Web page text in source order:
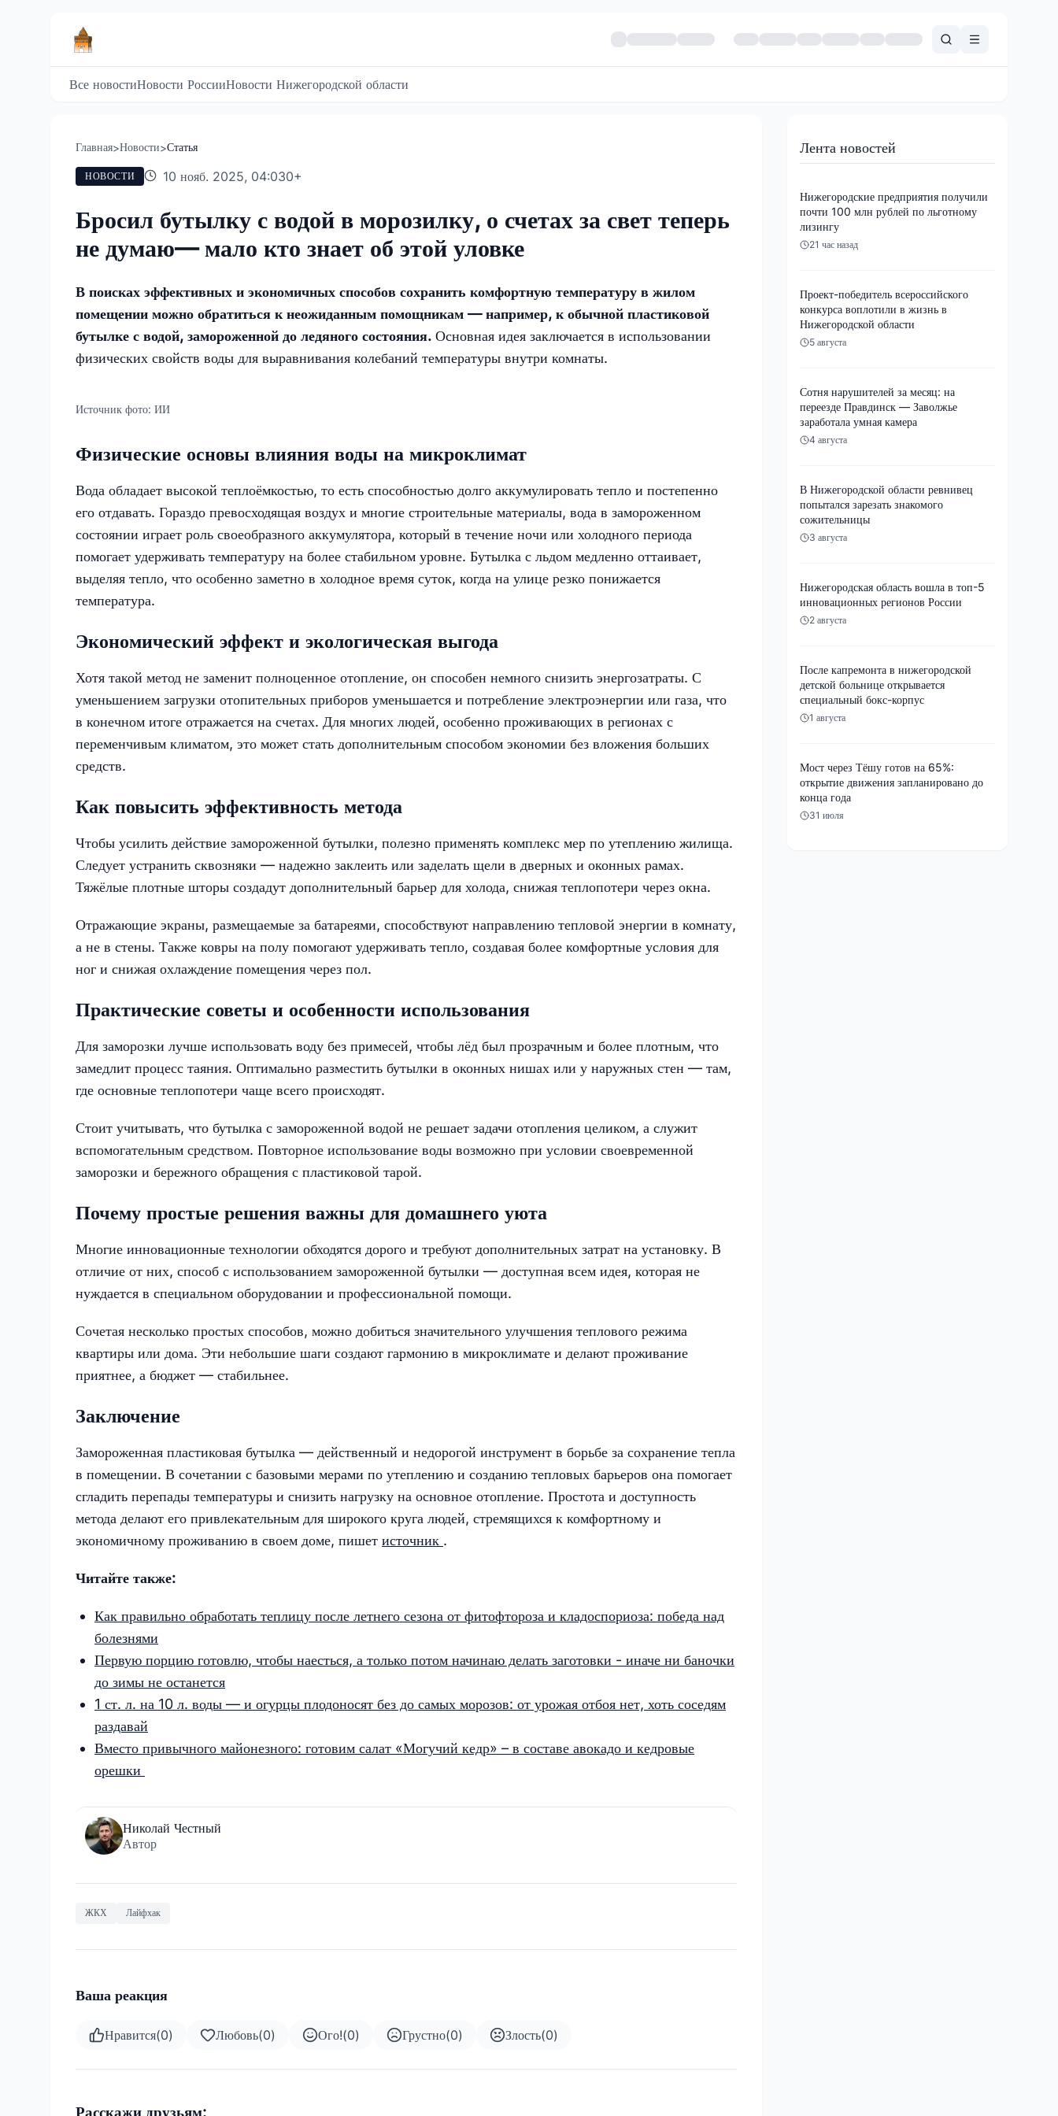
Все новостиНовости РоссииНовости Нижегородской области
Главная>Новости>Статья
НОВОСТИ 10 нояб. 2025, 04:030+
Бросил бутылку с водой в морозилку, о счетах за свет теперь
не думаю— мало кто знает об этой уловке
В поисках эффективных и экономичных способов сохранить комфортную температуру в жилом
помещении можно обратиться к неожиданным помощникам — например, к обычной пластиковой
бутылке с водой, замороженной до ледяного состояния. Основная идея заключается в использовании
физических свойств воды для выравнивания колебаний температуры внутри комнаты.
Источник фото: ИИ
Физические основы влияния воды на микроклимат
Вода обладает высокой теплоёмкостью, то есть способностью долго аккумулировать тепло и постепенно
его отдавать. Гораздо превосходящая воздух и многие строительные материалы, вода в замороженном
состоянии играет роль своеобразного аккумулятора, который в течение ночи или холодного периода
помогает удерживать температуру на более стабильном уровне. Бутылка с льдом медленно оттаивает,
выделяя тепло, что особенно заметно в холодное время суток, когда на улице резко понижается
температура.
Экономический эффект и экологическая выгода
Хотя такой метод не заменит полноценное отопление, он способен немного снизить энергозатраты. С
уменьшением загрузки отопительных приборов уменьшается и потребление электроэнергии или газа, что
в конечном итоге отражается на счетах. Для многих людей, особенно проживающих в регионах с
переменчивым климатом, это может стать дополнительным способом экономии без вложения больших
средств.
Как повысить эффективность метода
Чтобы усилить действие замороженной бутылки, полезно применять комплекс мер по утеплению жилища.
Следует устранить сквозняки — надежно заклеить или заделать щели в дверных и оконных рамах.
Тяжёлые плотные шторы создадут дополнительный барьер для холода, снижая теплопотери через окна.
Отражающие экраны, размещаемые за батареями, способствуют направлению тепловой энергии в комнату,
а не в стены. Также ковры на полу помогают удерживать тепло, создавая более комфортные условия для
ног и снижая охлаждение помещения через пол.
Практические советы и особенности использования
Для заморозки лучше использовать воду без примесей, чтобы лёд был прозрачным и более плотным, что
замедлит процесс таяния. Оптимально разместить бутылки в оконных нишах или у наружных стен — там,
где основные теплопотери чаще всего происходят.
Стоит учитывать, что бутылка с замороженной водой не решает задачи отопления целиком, а служит
вспомогательным средством. Повторное использование воды возможно при условии своевременной
заморозки и бережного обращения с пластиковой тарой.
Почему простые решения важны для домашнего уюта
Многие инновационные технологии обходятся дорого и требуют дополнительных затрат на установку. В
отличие от них, способ с использованием замороженной бутылки — доступная всем идея, которая не
нуждается в специальном оборудовании и профессиональной помощи.
Сочетая несколько простых способов, можно добиться значительного улучшения теплового режима
квартиры или дома. Эти небольшие шаги создают гармонию в микроклимате и делают проживание
приятнее, а бюджет — стабильнее.
Заключение
Замороженная пластиковая бутылка — действенный и недорогой инструмент в борьбе за сохранение тепла
в помещении. В сочетании с базовыми мерами по утеплению и созданию тепловых барьеров она помогает
сгладить перепады температуры и снизить нагрузку на основное отопление. Простота и доступность
метода делают его привлекательным для широкого круга людей, стремящихся к комфортному и
экономичному проживанию в своем доме, пишет источник .
Читайте также:
Как правильно обработать теплицу после летнего сезона от фитофтороза и кладоспориоза: победа над
болезнями
Первую порцию готовлю, чтобы наесться, а только потом начинаю делать заготовки - иначе ни баночки
до зимы не останется
1 ст. л. на 10 л. воды — и огурцы плодоносят без до самых морозов: от урожая отбоя нет, хоть соседям
раздавай
Вместо привычного майонезного: готовим салат «Могучий кедр» – в составе авокадо и кедровые
орешки
Николай Честный
Автор
ЖКХ Лайфхак
Ваша реакция
Нравится(0) Любовь(0) Ого!(0) Грустно(0) Злость(0)
Расскажи друзьям:
Лента новостей
Нижегородские предприятия получили
почти 100 млн рублей по льготному
лизингу
21 час назад
Проект-победитель всероссийского
конкурса воплотили в жизнь в
Нижегородской области
5 августа
Сотня нарушителей за месяц: на
переезде Правдинск — Заволжье
заработала умная камера
4 августа
В Нижегородской области ревнивец
попытался зарезать знакомого
сожительницы
3 августа
Нижегородская область вошла в топ-5
инновационных регионов России
2 августа
После капремонта в нижегородской
детской больнице открывается
специальный бокс-корпус
1 августа
Мост через Тёшу готов на 65%:
открытие движения запланировано до
конца года
31 июля